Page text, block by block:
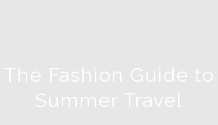
The Fashion Guide to
Summer Travel